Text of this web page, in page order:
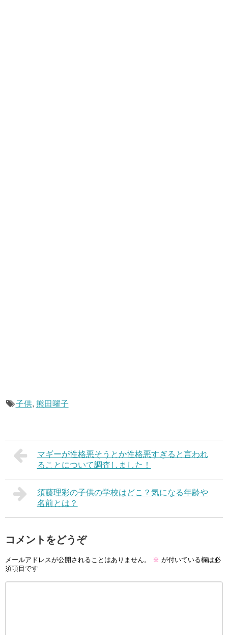
子供, 熊田曜子
マギーが性格悪そうとか性格悪すぎると言われ
ることについて調査しました！
須藤理彩の子供の学校はどこ？気になる年齢や
名前とは？
コメントをどうぞ
メールアドレスが公開されることはありません。 ※ が付いている欄は必
須項目です